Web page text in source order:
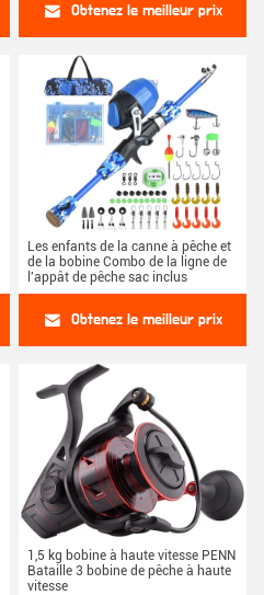
Obtenez le meilleur prix
Les enfants de la canne à pêche et
de la bobine Combo de la ligne de
l'appât de pêche sac inclus
Obtenez le meilleur prix
1,5 kg bobine à haute vitesse PENN
Bataille 3 bobine de pêche à haute
vitesse